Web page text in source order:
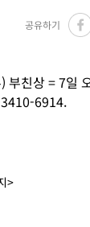
공유하기
친상 = 7일
6914.
>